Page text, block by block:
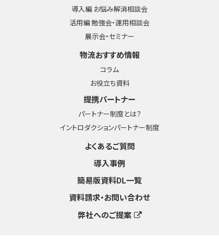
導入編 お悩み解消相談会
活用編 勉強会・運用相談会
展示会・セミナー
物流おすすめ情報
コラム
お役立ち資料
提携パートナー
パートナー制度とは？
イントロダクションパートナー制度
よくあるご質問
導入事例
簡易版資料DL一覧
資料請求・お問い合わせ
弊社へのご提案